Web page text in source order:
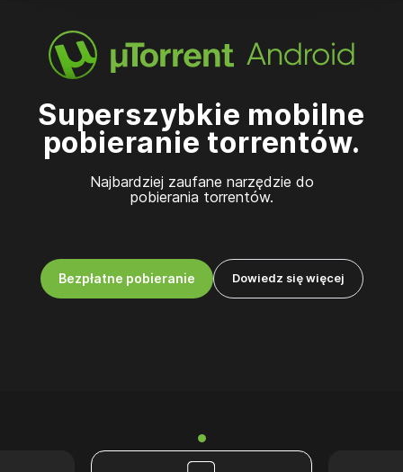
Superszybkie mobilne
pobieranie torrentów.
Najbardziej zaufane narzędzie do
pobierania torrentów.
Bezpłatne pobieranie Dowiedz się więcej